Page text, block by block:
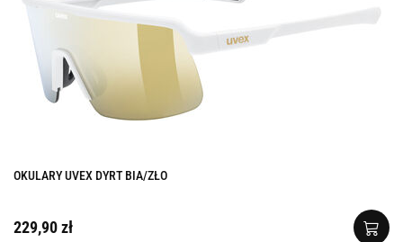
OKULARY UVEX DYRT BIA/ZŁO
229,90 zł